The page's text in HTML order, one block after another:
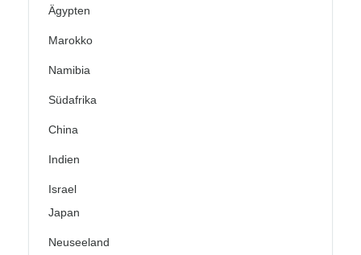
Ägypten
Marokko
Namibia
Südafrika
China
Indien
Israel
Japan
Neuseeland